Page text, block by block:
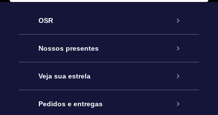
OSR
Serviço
Entre em contato conosco
Blog
Nossos presentes
Presente estrelar on-line
Pacote de presente da OSR
Veja sua estrela
Star Register
Pedidos e entregas